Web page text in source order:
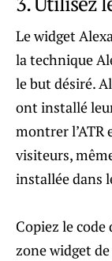
Le widget
la technique
le but désiré.
ont installé
montrer l’ATR
visiteurs,
installée dans
Copiez le
zone widget